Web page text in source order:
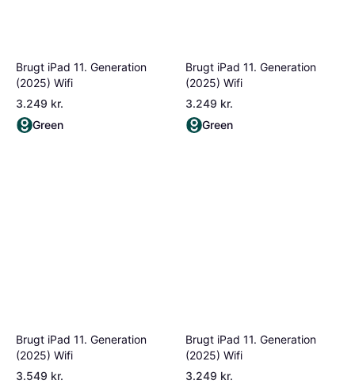
Brugt iPad 11. Generation
(2025) Wifi
3.249 kr.
Green
Brugt iPad 11. Generation
(2025) Wifi
3.249 kr.
Green
Brugt iPad 11. Generation
(2025) Wifi
3.549 kr.
Brugt iPad 11. Generation
(2025) Wifi
3.249 kr.